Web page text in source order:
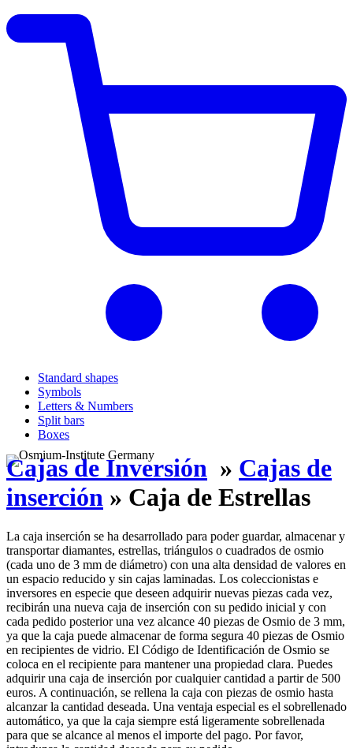
Standard shapes
Symbols
Letters & Numbers
Split bars
Boxes
Cajas de Inversión » Cajas de
inserción » Caja de Estrellas
La caja inserción se ha desarrollado para poder guardar, almacenar y
transportar diamantes, estrellas, triángulos o cuadrados de osmio
(cada uno de 3 mm de diámetro) con una alta densidad de valores en
un espacio reducido y sin cajas laminadas. Los coleccionistas e
inversores en especie que deseen adquirir nuevas piezas cada vez,
recibirán una nueva caja de inserción con su pedido inicial y con
cada pedido posterior una vez alcance 40 piezas de Osmio de 3 mm,
ya que la caja puede almacenar de forma segura 40 piezas de Osmio
en recipientes de vidrio. El Código de Identificación de Osmio se
coloca en el recipiente para mantener una propiedad clara. Puedes
adquirir una caja de inserción por cualquier cantidad a partir de 500
euros. A continuación, se rellena la caja con piezas de osmio hasta
alcanzar la cantidad deseada. Una ventaja especial es el sobrellenado
automático, ya que la caja siempre está ligeramente sobrellenada
para que se alcance al menos el importe del pago. Por favor,